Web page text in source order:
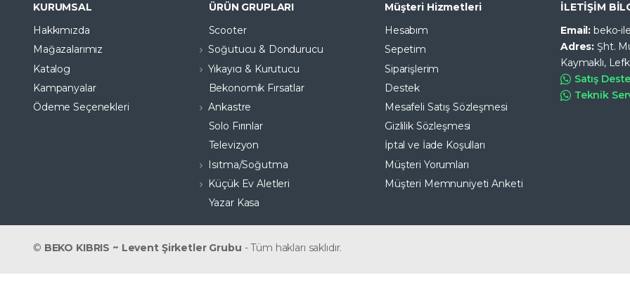
KURUMSAL
Hakkımızda
Mağazalarımız
Katalog
Kampanyalar
Ödeme Seçenekleri
ÜRÜN GRUPLARI
Scooter
Soğutucu & Dondurucu
Yıkayıcı & Kurutucu
Bekonomik Fırsatlar
Ankastre
Solo Fırınlar
Televizyon
Isıtma/Soğutma
Küçük Ev Aletleri
Yazar Kasa
Müşteri Hizmetleri
Hesabım
Sepetim
Siparişlerim
Destek
Mesafeli Satış Sözleşmesi
Gizlilik Sözleşmesi
İptal ve İade Koşulları
Müşteri Yorumları
Müşteri Memnuniyeti Anketi
İLETİŞİM
Email:beko-
Adres:Şht.
Kaymaklı,
Satış
Teknik
© BEKO KIBRIS ~ Levent Şirketler Grubu - Tüm hakları saklıdır.